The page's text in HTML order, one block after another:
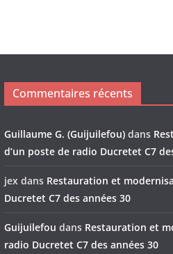
Commentaires récents
Guillaume G. (Guijuilefou) dans
d’un poste de radio Ducretet C7
jex dans Restauration et
Ducretet C7 des années 30
Guijuilefou dans Restauration et
radio Ducretet C7 des années 30